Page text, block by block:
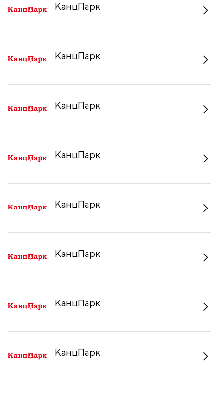
КанцПарк
КанцПарк
КанцПарк
КанцПарк
КанцПарк
КанцПарк
КанцПарк
КанцПарк